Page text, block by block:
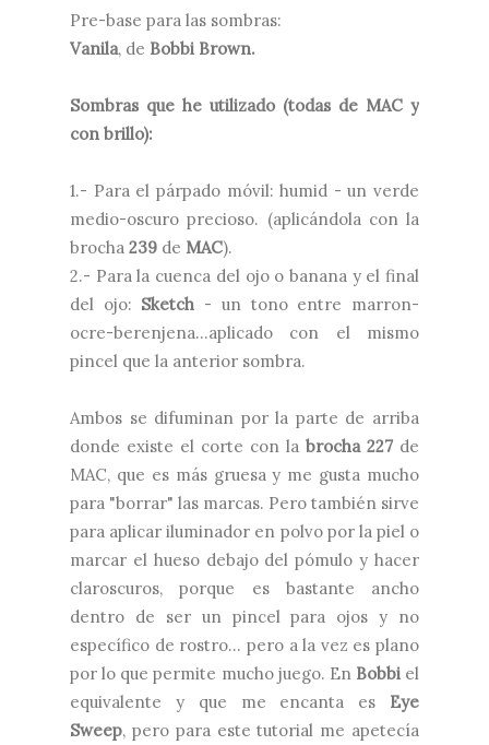
Pre-base para las sombras:
Vanila, de Bobbi Brown.
Sombras que he utilizado (todas de MAC y
con brillo):
1.- Para el párpado móvil: humid - un verde
medio-oscuro precioso. (aplicándola con la
brocha 239 de MAC).
2.- Para la cuenca del ojo o banana y el final
del ojo: Sketch - un tono entre marron-
ocre-berenjena...aplicado con el mismo
pincel que la anterior sombra.
Ambos se difuminan por la parte de arriba
donde existe el corte con la brocha 227 de
MAC, que es más gruesa y me gusta mucho
para "borrar" las marcas. Pero también sirve
para aplicar iluminador en polvo por la piel o
marcar el hueso debajo del pómulo y hacer
claroscuros, porque es bastante ancho
dentro de ser un pincel para ojos y no
específico de rostro... pero a la vez es plano
por lo que permite mucho juego. En Bobbi el
equivalente y que me encanta es Eye
Sweep, pero para este tutorial me apetecía